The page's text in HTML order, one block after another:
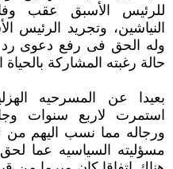
للرئيس الأسبق عقب
النياشين، وتجريد الرئيس
وله الحق فى رفع دعوى رد
حالة رغبته المشاركة بالحياة
بعيدا عن المسرحيه
استمرت لاربع سنوات
ورجاله مما نسب اليهم من
مسؤليته السياسيه عما